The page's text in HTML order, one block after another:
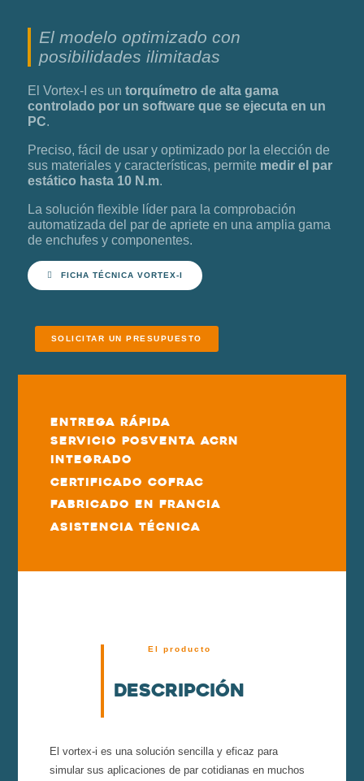
El modelo optimizado con
posibilidades ilimitadas
El Vortex-I es untorquímetro de alta gama
controlado por un software que se ejecuta en un
PC.
Preciso, fácil de usar y optimizado por la elección de
sus materiales y características, permite medir el par
estático hasta 10 N.m.
La solución flexible líder para la comprobación
automatizada del par de apriete en una amplia gama
de enchufes y componentes.
FICHA TÉCNICA VORTEX-I
SOLICITAR UN PRESUPUESTO
Entrega rápida
Servicio posventa ACRN
integrado
Certificado COFRAC
Fabricado en Francia
Asistencia técnica
El producto
Descripción
El vortex-i es una solución sencilla y eficaz para
simular sus aplicaciones de par cotidianas en muchos